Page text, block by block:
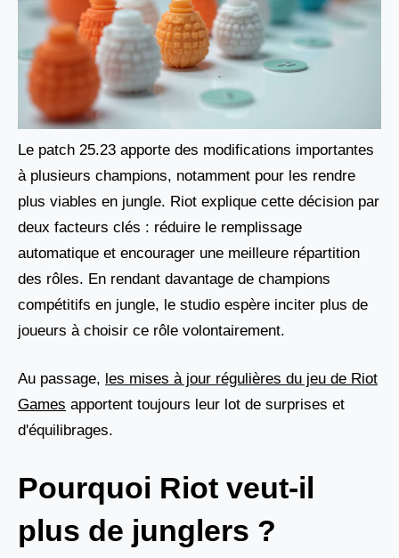
Le patch 25.23 apporte des modifications importantes
à plusieurs champions, notamment pour les rendre
plus viables en jungle. Riot explique cette décision par
deux facteurs clés : réduire le remplissage
automatique et encourager une meilleure répartition
des rôles. En rendant davantage de champions
compétitifs en jungle, le studio espère inciter plus de
joueurs à choisir ce rôle volontairement.
Au passage, les mises à jour régulières du jeu de Riot
Games apportent toujours leur lot de surprises et
d'équilibrages.
Pourquoi Riot veut-il
plus de junglers ?